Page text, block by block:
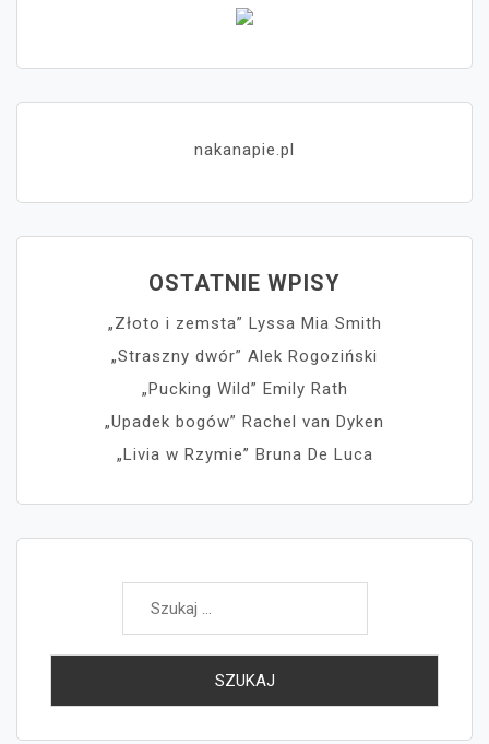
nakanapie.pl
OSTATNIE WPISY
„Złoto i zemsta” Lyssa Mia Smith
„Straszny dwór” Alek Rogoziński
„Pucking Wild” Emily Rath
„Upadek bogów” Rachel van Dyken
„Livia w Rzymie” Bruna De Luca
Szukaj: